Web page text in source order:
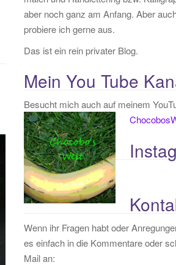
aber noch ganz am Anfang. Aber
probiere ich gerne aus.
Das ist ein rein privater Blog.
Mein You Tube
Besucht mich auch auf meinem
Wenn ihr Fragen habt oder
es einfach in die Kommentare oder
Mail an: